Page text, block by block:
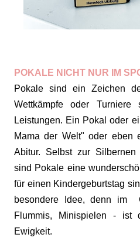
POKALE NICHT NUR IM
Pokale sind ein Zeichen
Wettkämpfe oder
Leistungen. Ein Pokal oder
Mama der Welt" oder eben
Abitur. Selbst zur
sind Pokale eine
für einen Kindergeburtstag
besondere Idee, denn im
Flummis, Minispielen - ist
Ewigkeit.